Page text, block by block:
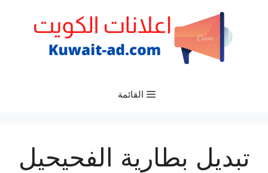
القائمة
تبديل بطارية الفحيحيل